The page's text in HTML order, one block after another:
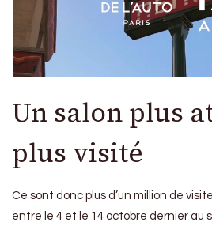
Un salon plus
plus visité
Ce sont donc plus d’un million de
entre le 4 et le 14 octobre dernier au